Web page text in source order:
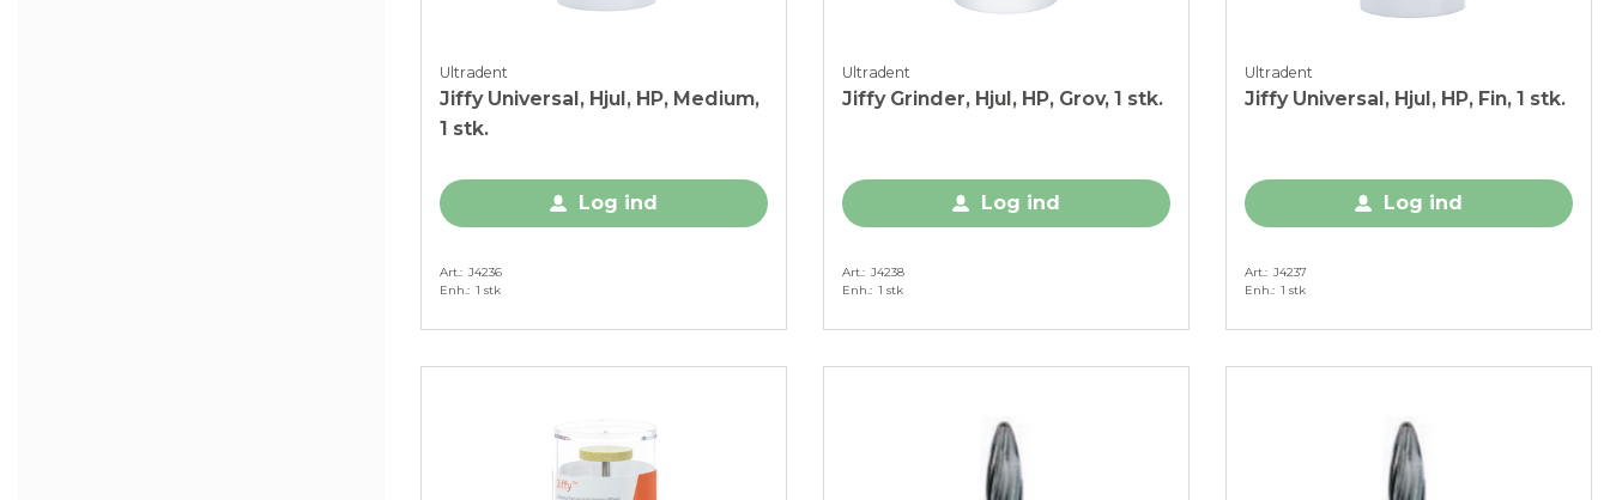
Ultradent
Jiffy Universal, Hjul, HP, Medium,
1 stk.
Log ind
Art. J4236
Enh. 1 stk
Ultradent
Jiffy Grinder, Hjul, HP, Grov, 1 stk.
Log ind
Art. J4238
Enh. 1 stk
Ultradent
Jiffy Universal, Hjul, HP, Fin, 1 stk.
Log ind
Art. J4237
Enh. 1 stk